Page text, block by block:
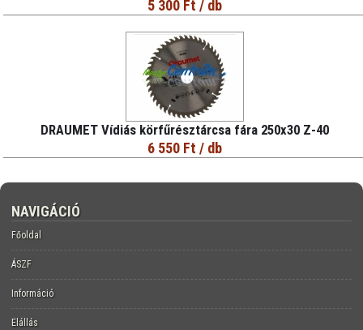
5 300 Ft / db
DRAUMET Vídiás körfűrésztárcsa fára 250x30 Z-40
6 550 Ft / db
NAVIGÁCIÓ
Főoldal
ÁSZF
Információ
Elállás